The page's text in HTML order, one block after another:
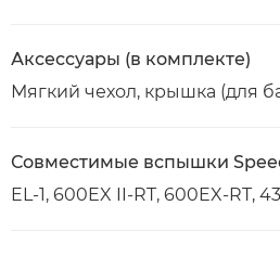
Аксессуары (в комплекте)
Мягкий чехол, крышка (для
Совместимые вспышки
EL-1, 600EX II-RT, 600EX-RT,